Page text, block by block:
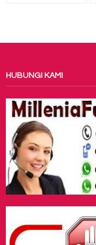
HUBUNGI KAMI